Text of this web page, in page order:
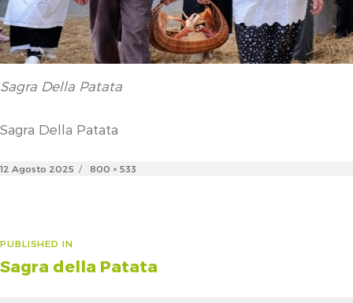
Sagra Della Patata
Sagra Della Patata
Posted
12 Agosto 2025
Full
800 × 533
Navigazione
articoli
PUBLISHED IN
Sagra della Patata